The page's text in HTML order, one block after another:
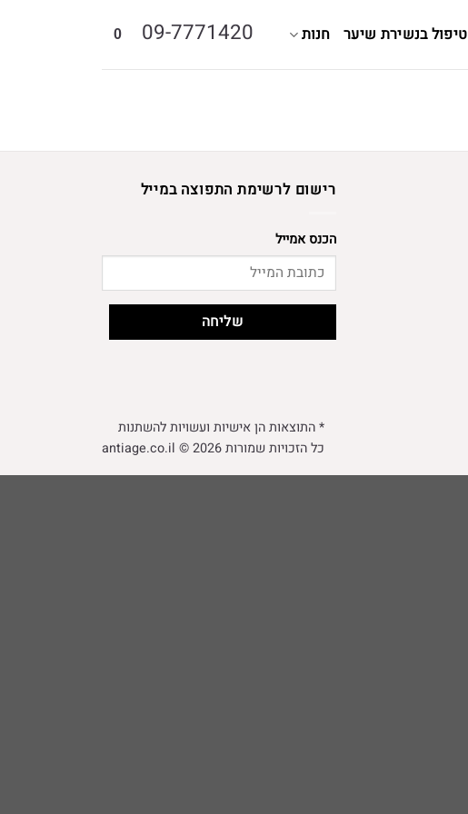
טיפול בנשירת שיער חנות 09-7771420
0
רישום לרשימת התפוצה במייל
הכנס אמייל
* התוצאות הן אישיות ועשויות להשתנות
כל הזכויות שמורות 2026 © antiage.co.il